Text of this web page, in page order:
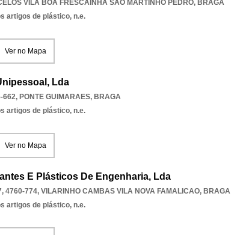
VILA BOA FRESCAINHA SAO MARTINHO PEDRO, BRAGA
artigos de plástico, n.e.
Ver no Mapa
Lda
662, PONTE GUIMARAES, BRAGA
artigos de plástico, n.e.
Ver no Mapa
E Plásticos De Engenharia, Lda
4760-774, VILARINHO CAMBAS VILA NOVA FAMALICAO, BRAGA
artigos de plástico, n.e.